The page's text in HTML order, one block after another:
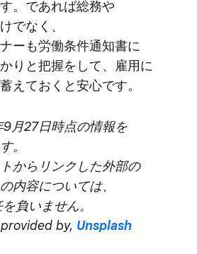
。​であれば​総務や​
でなく、​
ーも​労働条件通知書に​
りと​把握を​して、​雇用に​
えておくと​安心です。
月27日時点の​情報を​
。
から​リンクした​外部の​
内容に​ついては、​
負いません。
by, Unsplash